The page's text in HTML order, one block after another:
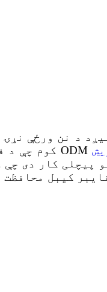
د نن ورځې
پیچلی کار دی